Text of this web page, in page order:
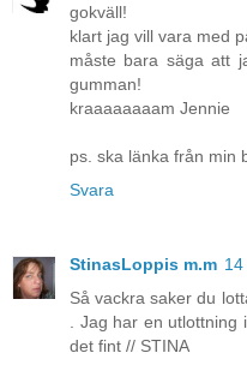
gokväll!
klart jag vill vara med
måste bara säga att
gumman!
kraaaaaaaam Jennie
ps. ska länka från min
Svara
StinasLoppis m.m
Så vackra saker du
. Jag har en
det fint // STINA